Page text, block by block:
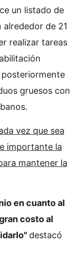
un listado de
de 21
realizar tareas
gruesos con
vez que sea
importante la
mantener la
en cuanto al
costo al
destacó